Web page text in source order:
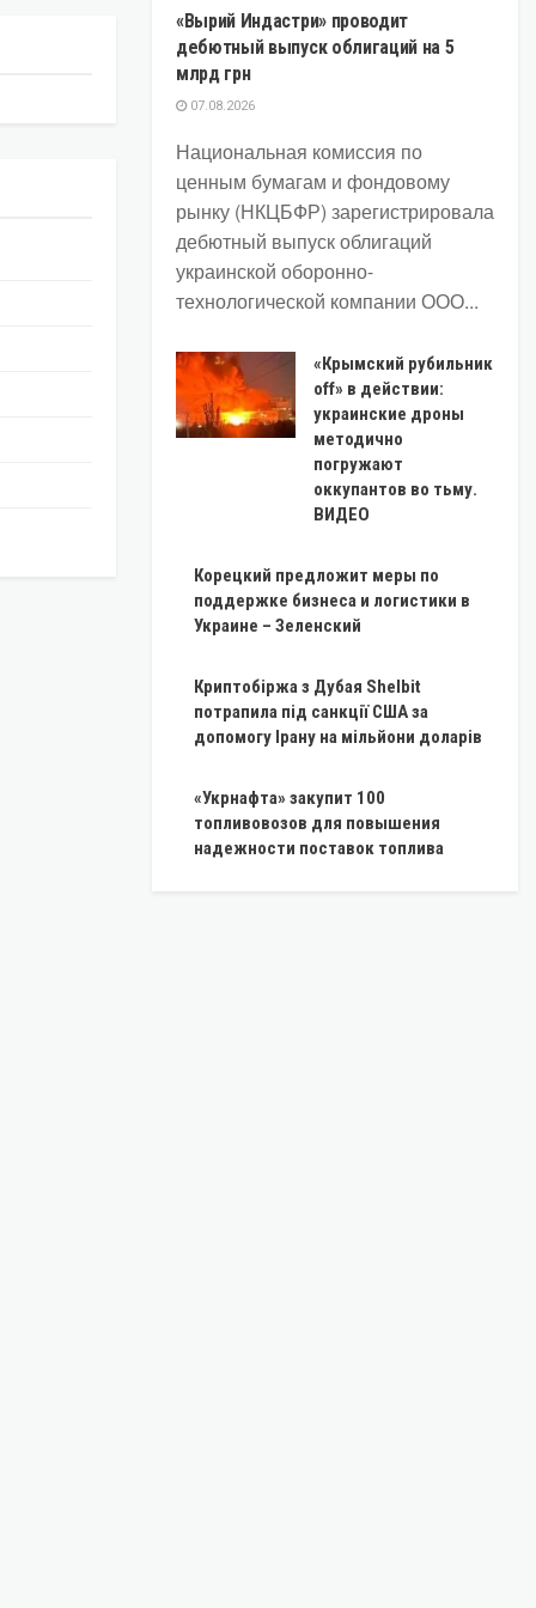
«Вырий Индастри» проводит
дебютный выпуск облигаций на 5
млрд грн
07.08.2026
Национальная комиссия по
ценным бумагам и фондовому
рынку (НКЦБФР) зарегистрировала
дебютный выпуск облигаций
украинской оборонно-
технологической компании ООО...
«Крымский рубильник
off» в действии:
украинские дроны
методично
погружают
оккупантов во тьму.
ВИДЕО
Корецкий предложит меры по
поддержке бизнеса и логистики в
Украине – Зеленский
Криптобіржа з Дубая Shelbit
потрапила під санкції США за
допомогу Ірану на мільйони доларів
«Укрнафта» закупит 100
топливовозов для повышения
надежности поставок топлива